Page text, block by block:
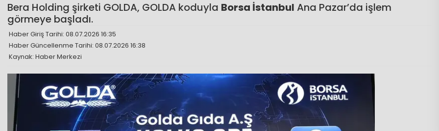
Bera Holding şirketi GOLDA, GOLDA koduyla Borsa İstanbul Ana Pazar’da işlem
görmeye başladı.
Haber Giriş Tarihi: 08.07.2026 16:35
Haber Güncellenme Tarihi: 08.07.2026 16:38
Kaynak: Haber Merkezi